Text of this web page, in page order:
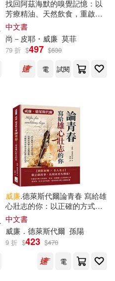
(26)
特(26)
題研究組(2
找回阿茲海默的嗅覺記憶：以
芳療精油、天然飲食，重啟患
者的多重認知與情緒力，法國
自然派醫師從神經生物、心理
學與腦科學面向，揭開阿茲海
默的嗅覺之謎
中文書
尚－皮耶・ 威廉 莫菲
79 折 $497 $630
電
試閱
廉‧史塔克（William Steig）
威廉.德萊斯代爾論青春 寫給雄
心壯志的你：以正確的方式步
步為營，用堅持與毅力克服挑
戰!美國教育家談青春的轉化與
成功
中文書
威廉 ．德萊斯代爾 孫陽
9 折 $423 $470
電